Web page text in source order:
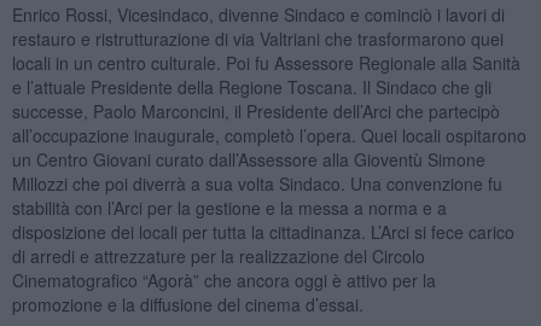
Enrico Rossi, Vicesindaco, divenne Sindaco e cominciò i lavori di
restauro e ristrutturazione di via Valtriani che trasformarono quei
locali in un centro culturale. Poi fu Assessore Regionale alla Sanità
e l’attuale Presidente della Regione Toscana. Il Sindaco che gli
successe, Paolo Marconcini, il Presidente dell’Arci che partecipò
all’occupazione inaugurale, completò l’opera. Quei locali ospitarono
un Centro Giovani curato dall’Assessore alla Gioventù Simone
Millozzi che poi diverrà a sua volta Sindaco. Una convenzione fu
stabilità con l’Arci per la gestione e la messa a norma e a
disposizione dei locali per tutta la cittadinanza. L’Arci si fece carico
di arredi e attrezzature per la realizzazione del Circolo
Cinematografico “Agorà” che ancora oggi è attivo per la
promozione e la diffusione del cinema d’essai.